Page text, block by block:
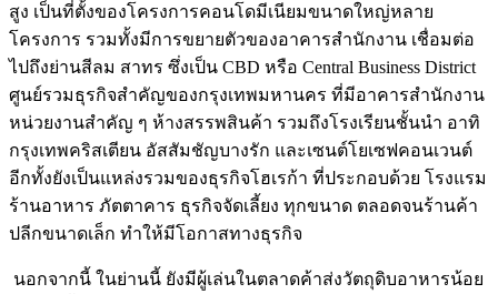
สูง เป็นที่ตั้งของโครงการคอนโดมีเนียมขนาดใหญ่หลาย
โครงการ รวมทั้งมีการขยายตัวของอาคารสำนักงาน เชื่อมต่อ
ไปถึงย่านสีลม สาทร ซึ่งเป็น CBD หรือ Central Business District
ศูนย์รวมธุรกิจสำคัญของกรุงเทพมหานคร ที่มีอาคารสำนักงาน
หน่วยงานสำคัญ ๆ ห้างสรรพสินค้า รวมถึงโรงเรียนชั้นนำ อาทิ
กรุงเทพคริสเตียน อัสสัมชัญบางรัก และเซนต์โยเซฟคอนเวนต์
อีกทั้งยังเป็นแหล่งรวมของธุรกิจโฮเรก้า ที่ประกอบด้วย โรงแรม
ร้านอาหาร ภัตตาคาร ธุรกิจจัดเลี้ยง ทุกขนาด ตลอดจนร้านค้า
ปลีกขนาดเล็ก ทำให้มีโอกาสทางธุรกิจ
นอกจากนี้ ในย่านนี้ ยังมีผู้เล่นในตลาดค้าส่งวัตถุดิบอาหารน้อย